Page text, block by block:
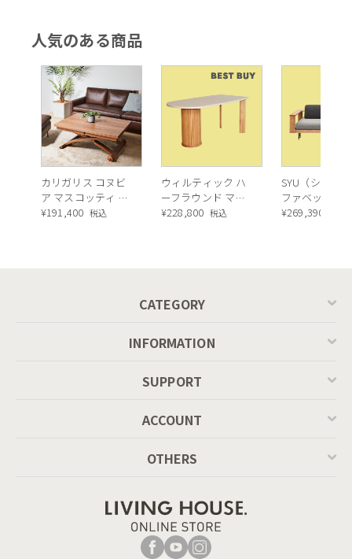
人気のある商品
カリガリス コヌビ
ア マスコッティ 伸
長・昇降式テーブ
¥191,400 税込
ウィルティック ハ
ーフラウンド マテ
ィエラ塗装 ダイニ
¥228,800 税込
SYU（シュウ
ファベッド（
ュラル）
¥269,390
CATEGORY
INFORMATION
SUPPORT
ACCOUNT
OTHERS